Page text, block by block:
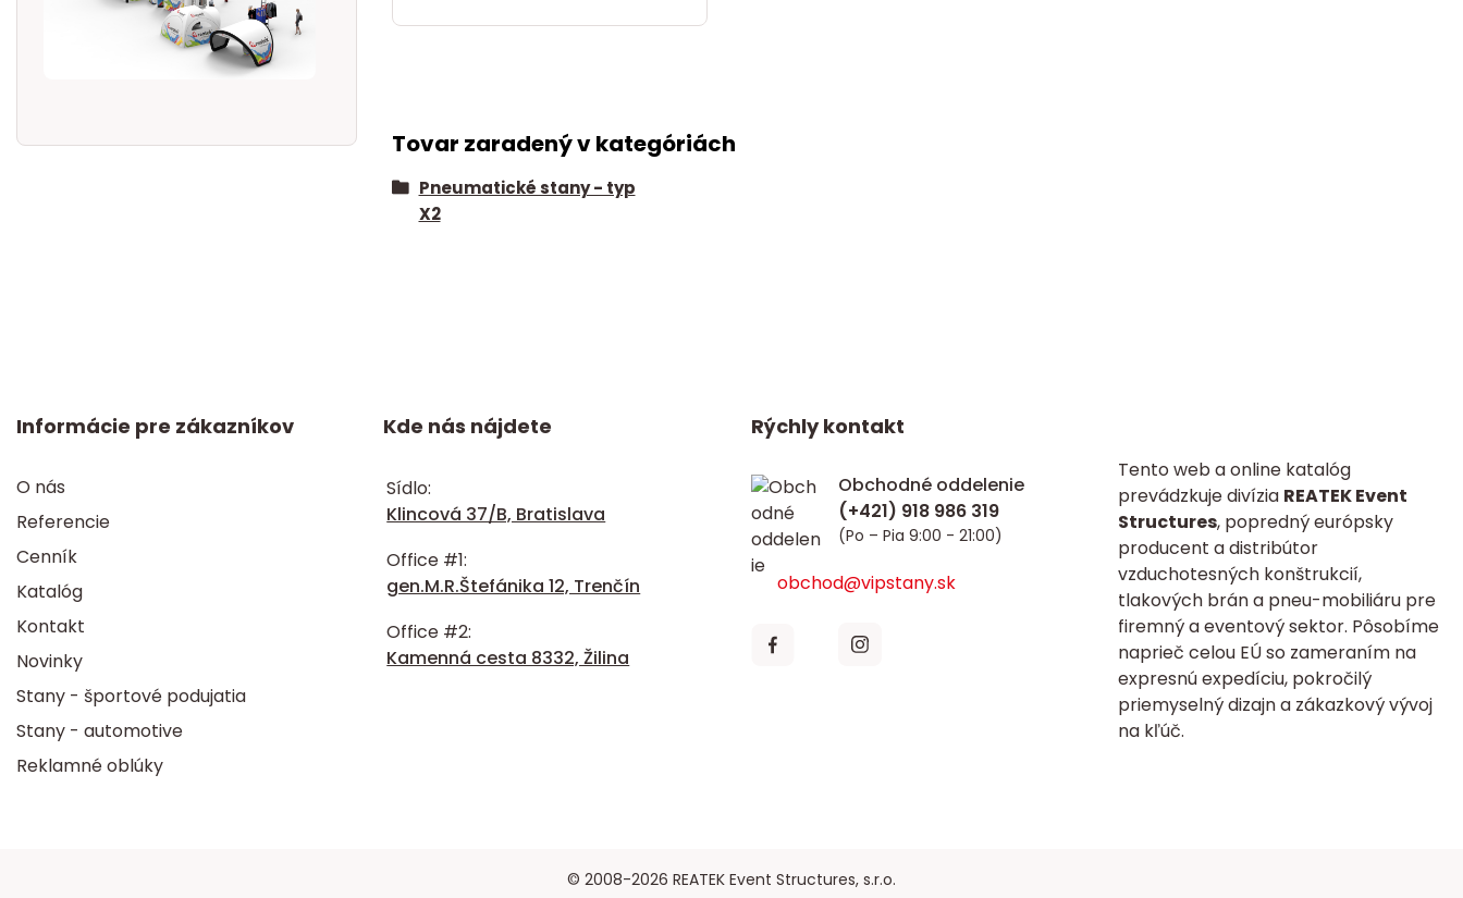
Tovar zaradený v kategóriách
Pneumatické stany - typ
X2
Informácie pre zákazníkov
O nás
Referencie
Cenník
Katalóg
Kontakt
Novinky
Stany - športové podujatia
Stany - automotive
Reklamné oblúky
Kde nás nájdete
Sídlo:
Klincová 37/B, Bratislava
Office #1:
gen.M.R.Štefánika 12, Trenčín
Office #2:
Kamenná cesta 8332, Žilina
Tento web a online katalóg
prevádzkuje divízia REATEK Event
Structures, popredný európsky
producent a distribútor
vzduchotesných konštrukcií,
tlakových brán a pneu-mobiliáru pre
firemný a eventový sektor. Pôsobíme
naprieč celou EÚ so zameraním na
expresnú expedíciu, pokročilý
priemyselný dizajn a zákazkový vývoj
na kľúč.
Rýchly kontakt
Obchodné oddelenie
(Po – Pia 9:00 - 21:00)
obchod@vipstany.sk
© 2008-2026 REATEK Event Structures, s.r.o.